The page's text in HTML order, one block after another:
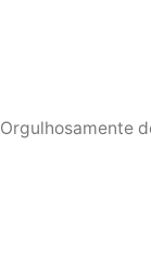
Orgulhosamente